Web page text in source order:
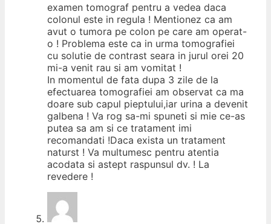
examen tomograf pentru a vedea daca
colonul este in regula ! Mentionez ca am
avut o tumora pe colon pe care am operat-
o ! Problema este ca in urma tomografiei
cu solutie de contrast seara in jurul orei 20
mi-a venit rau si am vomitat !
In momentul de fata dupa 3 zile de la
efectuarea tomografiei am observat ca ma
doare sub capul pieptului,iar urina a devenit
galbena ! Va rog sa-mi spuneti si mie ce-as
putea sa am si ce tratament imi
recomandati !Daca exista un tratament
naturst ! Va multumesc pentru atentia
acodata si astept raspunsul dv. ! La
revedere !